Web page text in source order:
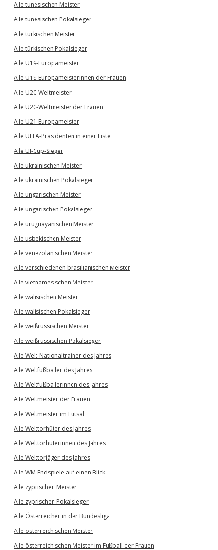
Alle tunesischen Meister
Alle tunesischen Pokalsieger
Alle türkischen Meister
Alle türkischen Pokalsieger
Alle U19-Europameister
Alle U19-Europameisterinnen der Frauen
Alle U20-Weltmeister
Alle U20-Weltmeister der Frauen
Alle U21-Europameister
Alle UEFA-Präsidenten in einer Liste
Alle UI-Cup-Sieger
Alle ukrainischen Meister
Alle ukrainischen Pokalsieger
Alle ungarischen Meister
Alle ungarischen Pokalsieger
Alle uruguayanischen Meister
Alle usbekischen Meister
Alle venezolanischen Meister
Alle verschiedenen brasilianischen Meister
Alle vietnamesischen Meister
Alle walisischen Meister
Alle walisischen Pokalsieger
Alle weißrussischen Meister
Alle weißrussischen Pokalsieger
Alle Welt-Nationaltrainer des Jahres
Alle Weltfußballer des Jahres
Alle Weltfußballerinnen des Jahres
Alle Weltmeister der Frauen
Alle Weltmeister im Futsal
Alle Welttorhüter des Jahres
Alle Welttorhüterinnen des Jahres
Alle Welttorjäger des Jahres
Alle WM-Endspiele auf einen Blick
Alle zyprischen Meister
Alle zyprischen Pokalsieger
Alle Österreicher in der Bundesliga
Alle österreichischen Meister
Alle österreichischen Meister im Fußball der Frauen